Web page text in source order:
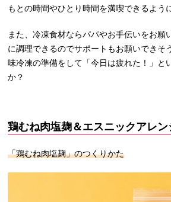
もとの時間やひとり時間を満喫できるよう
また、冷凍食材ならパパやお手伝いをお願
に調理できるのでサポートもお願いできそ
味冷凍の準備をして「今日は疲れた！」と
か？
鶏むね肉塩麹＆エスニックアレ
「鶏むね肉塩麹」のつくりかた